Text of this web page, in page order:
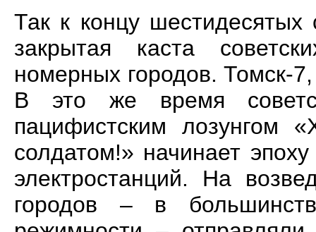
Так к концу шестидесятых
закрытая каста
номерных городов. Томск-
В это же время
пацифистским лозунгом
солдатом!» начинает
электростанций. На
городов – в